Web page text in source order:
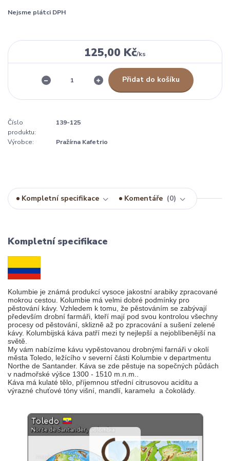
Nejsme plátci DPH
125,00 Kč/ks
Přidat do košíku
Číslo
produktu:
139-125
Výrobce: Pražírna Kafetrio
Kompletní specifikace Komentáře 0
Kompletní specifikace
Kolumbie je známá produkcí vysoce jakostní arabiky zpracované
mokrou cestou. Kolumbie má velmi dobré podmínky pro
pěstování kávy. Vzhledem k tomu, že pěstováním se zabývají
především drobní farmáři, kteří mají pod svou kontrolou všechny
procesy od pěstování, sklizně až po zpracování a sušení zelené
kávy. Kolumbijská káva patří mezi ty nejlepší a nejoblíbenější na
světě.
My vám nabízíme kávu vypěstovanou drobnými farnáři v okolí
města Toledo, ležícího v severní části Kolumbie v departmentu
Northe de Santander. Káva se zde pěstuje na sopečných půdách
v nadmořské výšce 1300 - 1510 m.n.m..
Káva má kulaté tělo, příjemnou střední citrusovou aciditu a
výrazné chuťové tóny višní, mandlí, karamelu a čokolády.